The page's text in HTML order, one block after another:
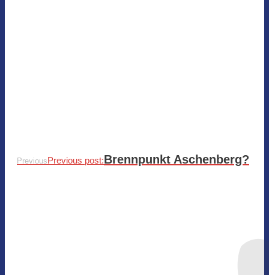
PreviousPrevious post:Brennpunkt Aschenberg?